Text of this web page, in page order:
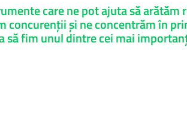
care ne pot ajuta să
concurenții și ne concentrăm în
fim unul dintre cei mai